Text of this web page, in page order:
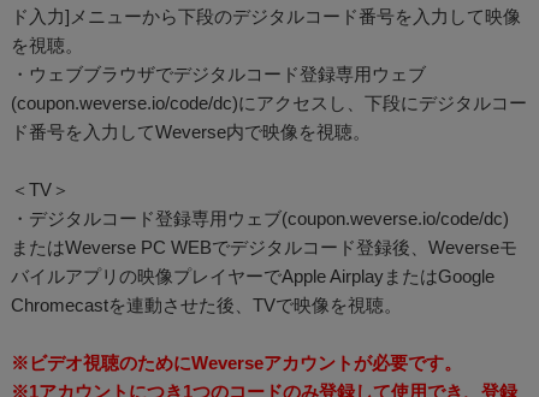
ド入力]メニューから下段のデジタルコード番号を入力して映像
を視聴。
・ウェブブラウザでデジタルコード登録専用ウェブ
(coupon.weverse.io/code/dc)にアクセスし、下段にデジタルコー
ド番号を入力してWeverse内で映像を視聴。
＜TV＞
・デジタルコード登録専用ウェブ(coupon.weverse.io/code/dc)
またはWeverse PC WEBでデジタルコード登録後、Weverseモ
バイルアプリの映像プレイヤーでApple AirplayまたはGoogle
Chromecastを連動させた後、TVで映像を視聴。
※ビデオ視聴のためにWeverseアカウントが必要です。
※1アカウントにつき1つのコードのみ登録して使用でき、登録